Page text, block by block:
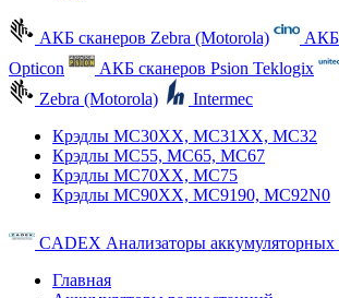
АКБ сканеров Zebra (Motorola) АКБ
Opticon
АКБ сканеров Psion Teklogix
Zebra (Motorola)
Intermec
Крэдлы MC30XX, MC31XX, MC32
Крэдлы MC55, MC65, MC67
Крэдлы MC70XX, MC75
Крэдлы MC90XX, MC9190, MC92N0
CADEX Анализаторы аккумуляторных
Главная